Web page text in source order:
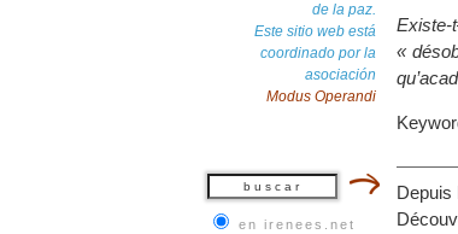
de la paz.
Este sitio web está
coordinado por la
asociación
Modus Operandi
en irenees.net
Existe-
«
Depuis